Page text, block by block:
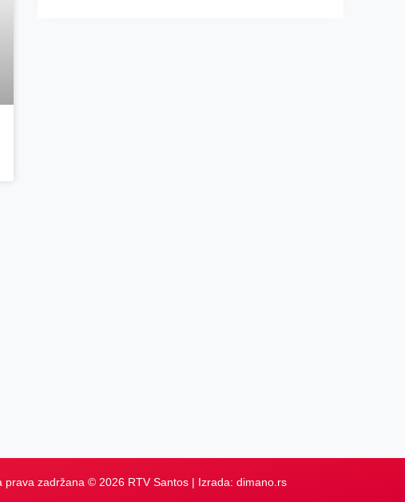
prava zadržana © 2026 RTV Santos | Izrada: dimano.rs